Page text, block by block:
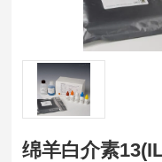
绵羊白介素